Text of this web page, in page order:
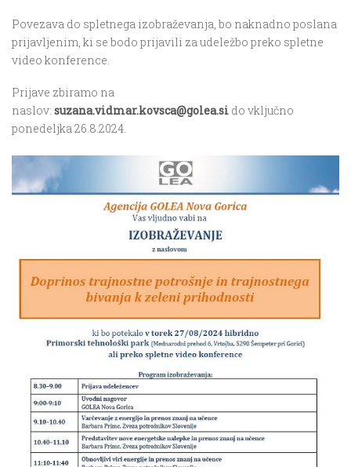
Povezava do spletnega izobraževanja, bo naknadno poslana
prijavljenim, ki se bodo prijavili za udeležbo preko spletne
video konference.
Prijave zbiramo na
naslov: suzana.vidmar.kovsca@golea.si do vključno
ponedeljka 26.8.2024.